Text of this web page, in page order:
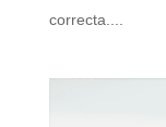
correcta....